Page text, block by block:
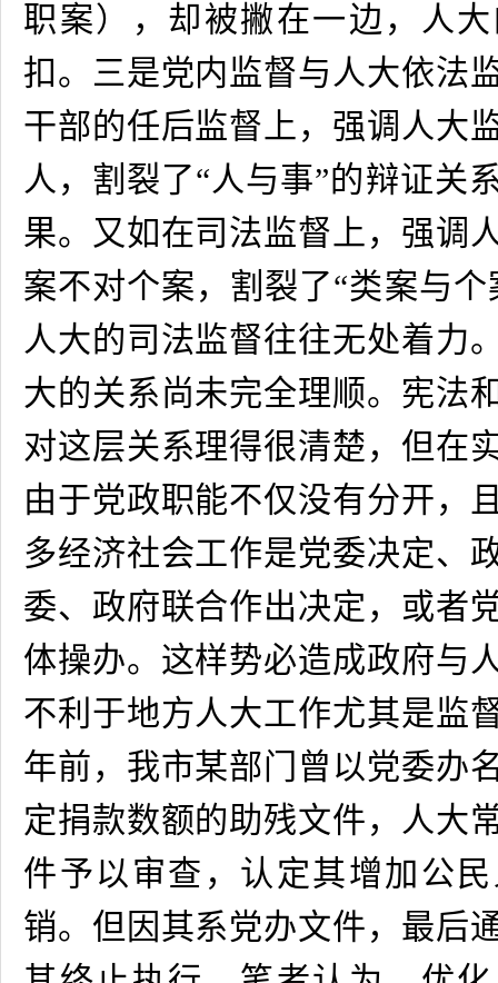
职案），却被撇在一边，人
扣。三是党内监督与人大依法
干部的任后监督上，强调人大
人，割裂了“人与事”的辩证关
果。又如在司法监督上，强调
案不对个案，割裂了“类案与
人大的司法监督往往无处着力
大的关系尚未完全理顺。宪法
对这层关系理得很清楚，但在
由于党政职能不仅没有分开，
多经济社会工作是党委决定、
委、政府联合作出决定，或者
体操办。这样势必造成政府与
不利于地方人大工作尤其是监
年前，我市某部门曾以党委办
定捐款数额的助残文件，人大
件予以审查，认定其增加公
销。但因其系党办文件，最后